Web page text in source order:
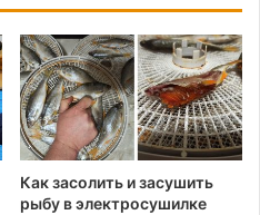
Как засолить и засушить
рыбу в электросушилке